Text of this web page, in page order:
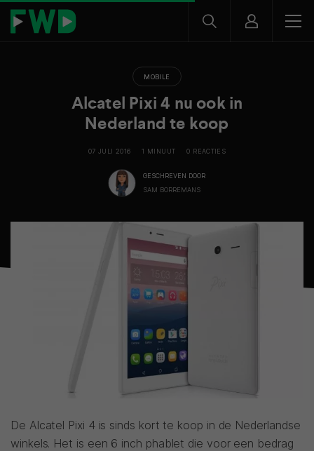
MOBILE
Alcatel Pixi 4 nu ook in
Nederland te koop
07 JULI 2016 1 MINUUT 0 REACTIES
GESCHREVEN DOOR
SAM BORREMANS
De Alcatel Pixi 4 is sinds kort te koop in de Nederlandse
winkels. Het is een 6 inch phablet die voor een bedrag